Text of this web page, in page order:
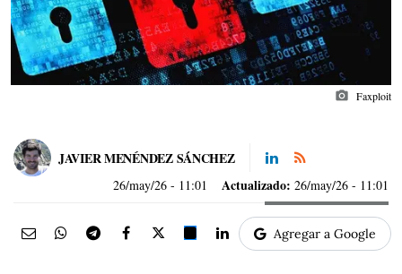
photo_camera Faxploit
JAVIER MENÉNDEZ SÁNCHEZ
26/may/26 - 11:01 Actualizado: 26/may/26 - 11:01
Agregar a Google